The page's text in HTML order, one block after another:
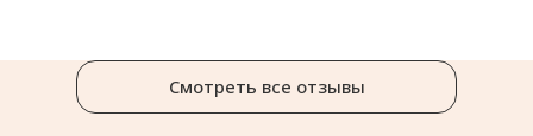
Смотреть все отзывы